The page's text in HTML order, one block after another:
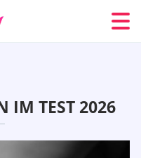
IM TEST 2026